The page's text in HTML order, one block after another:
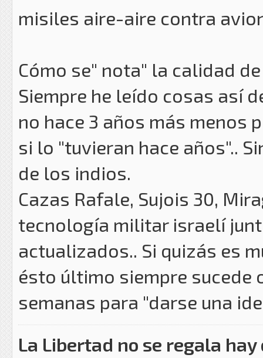
misiles aire-aire contra
Cómo se" nota" la calidad
Siempre he leído cosas así
no hace 3 años más menos
si lo "tuvieran hace años"..
de los indios.
Cazas Rafale, Sujois 30,
tecnología militar israelí
actualizados.. Si quizás es
ésto último siempre sucede
semanas para "darse una
La Libertad no se regala